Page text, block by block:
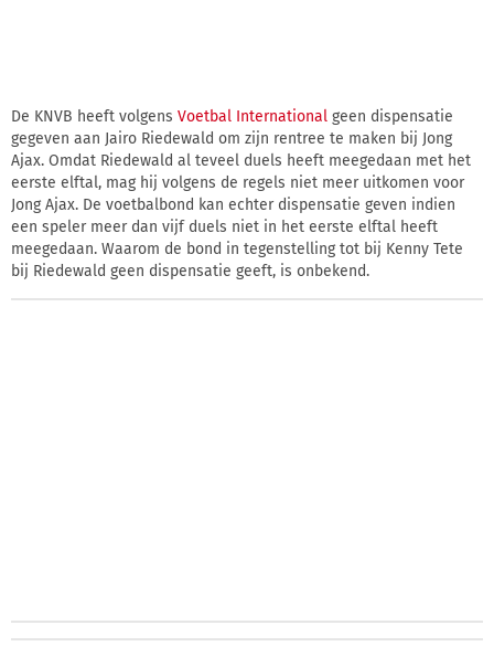
De KNVB heeft volgens Voetbal International geen dispensatie
gegeven aan Jairo Riedewald om zijn rentree te maken bij Jong
Ajax. Omdat Riedewald al teveel duels heeft meegedaan met het
eerste elftal, mag hij volgens de regels niet meer uitkomen voor
Jong Ajax. De voetbalbond kan echter dispensatie geven indien
een speler meer dan vijf duels niet in het eerste elftal heeft
meegedaan. Waarom de bond in tegenstelling tot bij Kenny Tete
bij Riedewald geen dispensatie geeft, is onbekend.